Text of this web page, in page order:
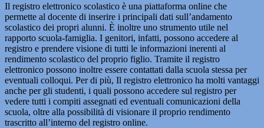
Il registro elettronico scolastico è una piattaforma online che
permette al docente di inserire i principali dati sull’andamento
scolastico dei propri alunni. È inoltre uno strumento utile nel
rapporto scuola-famiglia. I genitori, infatti, possono accedere al
registro e prendere visione di tutti le informazioni inerenti al
rendimento scolastico del proprio figlio. Tramite il registro
elettronico possono inoltre essere contattati dalla scuola stessa per
eventuali colloqui. Per di più, Il registro elettronico ha molti vantaggi
anche per gli studenti, i quali possono accedere sul registro per
vedere tutti i compiti assegnati ed eventuali comunicazioni della
scuola, oltre alla possibilità di visionare il proprio rendimento
trascritto all’interno del registro online.